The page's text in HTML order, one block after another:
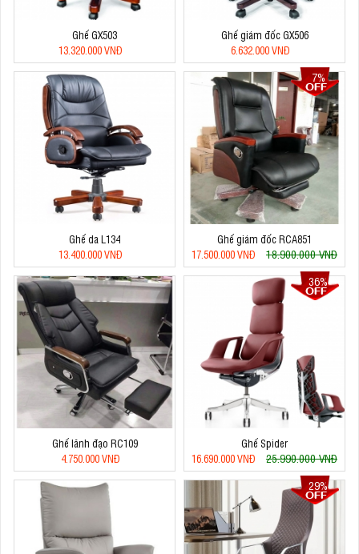
Ghế GX503
13.320.000 VNĐ
Ghế giám đốc GX506
6.632.000 VNĐ
Ghế da L134
13.400.000 VNĐ
7%
Ghế giám đốc RCA851
17.500.000 VNĐ
18.900.000 VNĐ
Ghế lãnh đạo RC109
4.750.000 VNĐ
36%
Ghế Spider
16.690.000 VNĐ
25.990.000 VNĐ
29%